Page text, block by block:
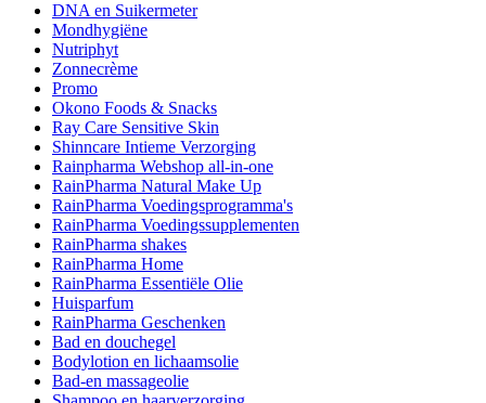
DNA en Suikermeter
Mondhygiëne
Nutriphyt
Zonnecrème
Promo
Okono Foods & Snacks
Ray Care Sensitive Skin
Shinncare Intieme Verzorging
Rainpharma Webshop all-in-one
RainPharma Natural Make Up
RainPharma Voedingsprogramma's
RainPharma Voedingssupplementen
RainPharma shakes
RainPharma Home
RainPharma Essentiële Olie
Huisparfum
RainPharma Geschenken
Bad en douchegel
Bodylotion en lichaamsolie
Bad-en massageolie